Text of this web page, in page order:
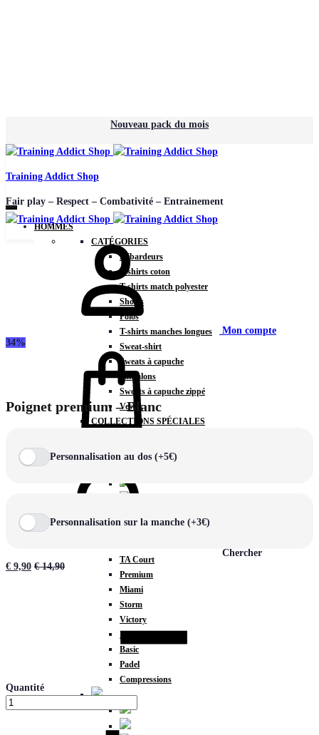
Nouveau pack du mois
Training Addict Shop
Fair play – Respect – Combativité – Entrainement
HOMMES
CATÉGORIES
Débardeurs
T-shirts coton
T-shirts match polyester
Shorts
Polos
T-shirts manches longues
Sweat-shirt
Sweats à capuche
Pantalons
Sweats à capuche zippé
Vestes
COLLECTIONS SPÉCIALES
TA Court
Premium
Miami
Storm
Victory
Météore
Basic
Padel
Compressions
Mon compte
Chercher
34%
Poignet premium – Blanc
Personnalisation au dos (+5€)
Personnalisation sur la manche (+3€)
€ 9,90 €14,90
Quantité